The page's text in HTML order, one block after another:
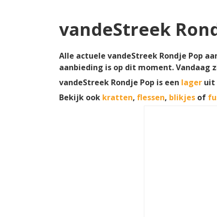
vandeStreek
Alle actuele vandeStreek Rondje Pop
aanbieding is op dit moment. Vandaag
vandeStreek Rondje Pop is een lager uit
Bekijk ook kratten, flessen, blikjes of